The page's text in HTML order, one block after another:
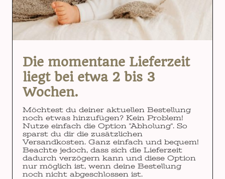
Die momentane Lieferzeit
liegt bei etwa 2 bis 3
Wochen.
Möchtest du deiner aktuellen Bestellung
noch etwas hinzufügen? Kein Problem!
Nutze einfach die Option "Abholung". So
sparst du dir die zusätzlichen
Versandkosten. Ganz einfach und bequem!
Beachte jedoch, dass sich die Lieferzeit
dadurch verzögern kann und diese Option
nur möglich ist, wenn deine Bestellung
noch nicht abgeschlossen ist.